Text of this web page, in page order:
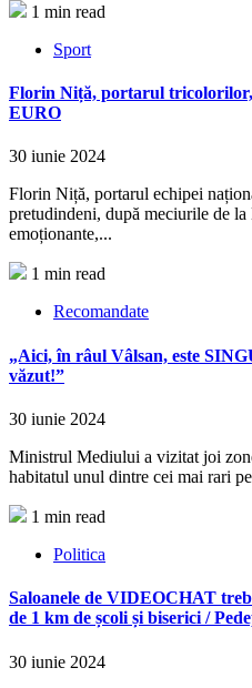
1 min read
Sport
Florin Niță, portarul
EURO
30 iunie 2024
Florin Niță, portarul echipei
pretudindeni, după meciurile de
emoționante,...
1 min read
Recomandate
„Aici, în râul Vâlsan, este
văzut!”
30 iunie 2024
Ministrul Mediului a vizitat joi
habitatul unul dintre cei mai rari
1 min read
Politica
Saloanele de VIDEOCHAT
de 1 km de școli și biserici /
30 iunie 2024